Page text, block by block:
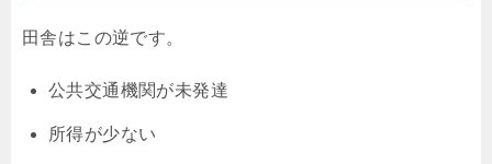
田舎はこの逆です。
公共交通機関が未発達
所得が少ない